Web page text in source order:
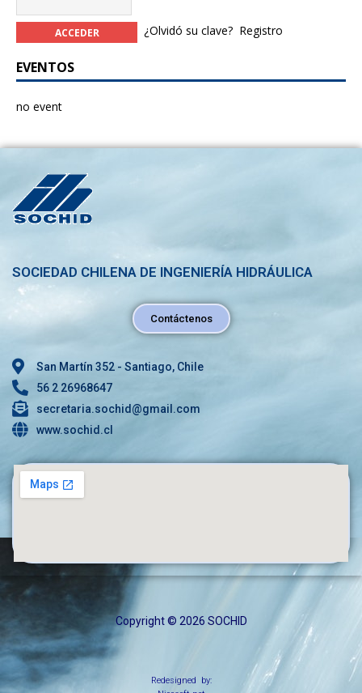
¿Olvidó su clave? Registro
EVENTOS
no event
SOCIEDAD CHILENA DE INGENIERÍA HIDRÁULICA
Contáctenos
San Martín 352 - Santiago, Chile
56 2 26968647
secretaria.sochid@gmail.com
www.sochid.cl
Copyright © 2026 SOCHID
Redesigned by: